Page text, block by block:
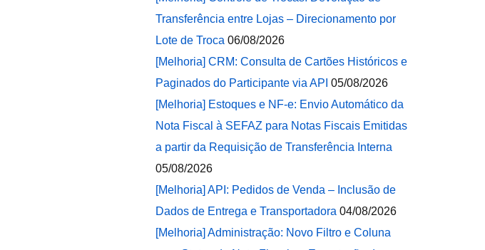
Transferência entre Lojas – Direcionamento por
Lote de Troca 06/08/2026
[Melhoria] CRM: Consulta de Cartões Históricos e
Paginados do Participante via API 05/08/2026
[Melhoria] Estoques e NF-e: Envio Automático da
Nota Fiscal à SEFAZ para Notas Fiscais Emitidas
a partir da Requisição de Transferência Interna
05/08/2026
[Melhoria] API: Pedidos de Venda – Inclusão de
Dados de Entrega e Transportadora 04/08/2026
[Melhoria] Administração: Novo Filtro e Coluna